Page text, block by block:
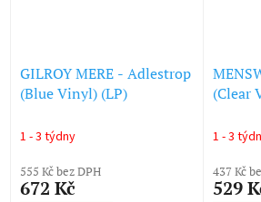
GILROY MERE - Adlestrop
(Blue Vinyl) (LP)
1 - 3 týdny
555 Kč bez DPH
672 Kč
(Clear
1 - 3
437 Kč
529